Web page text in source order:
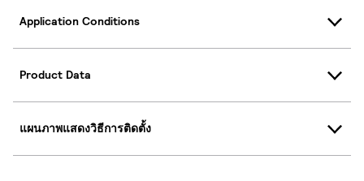
Application Conditions
Product Data
แผนภาพแสดงวิธีการติดตั้ง